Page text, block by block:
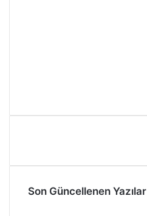
Son Güncellenen Yazılar